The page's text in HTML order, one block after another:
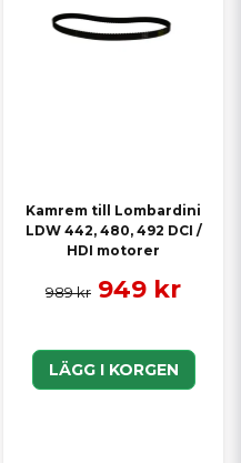
Kamrem till Lombardini
LDW 442, 480, 492 DCI /
HDI motorer
989 kr 949 kr
LÄGG I KORGEN